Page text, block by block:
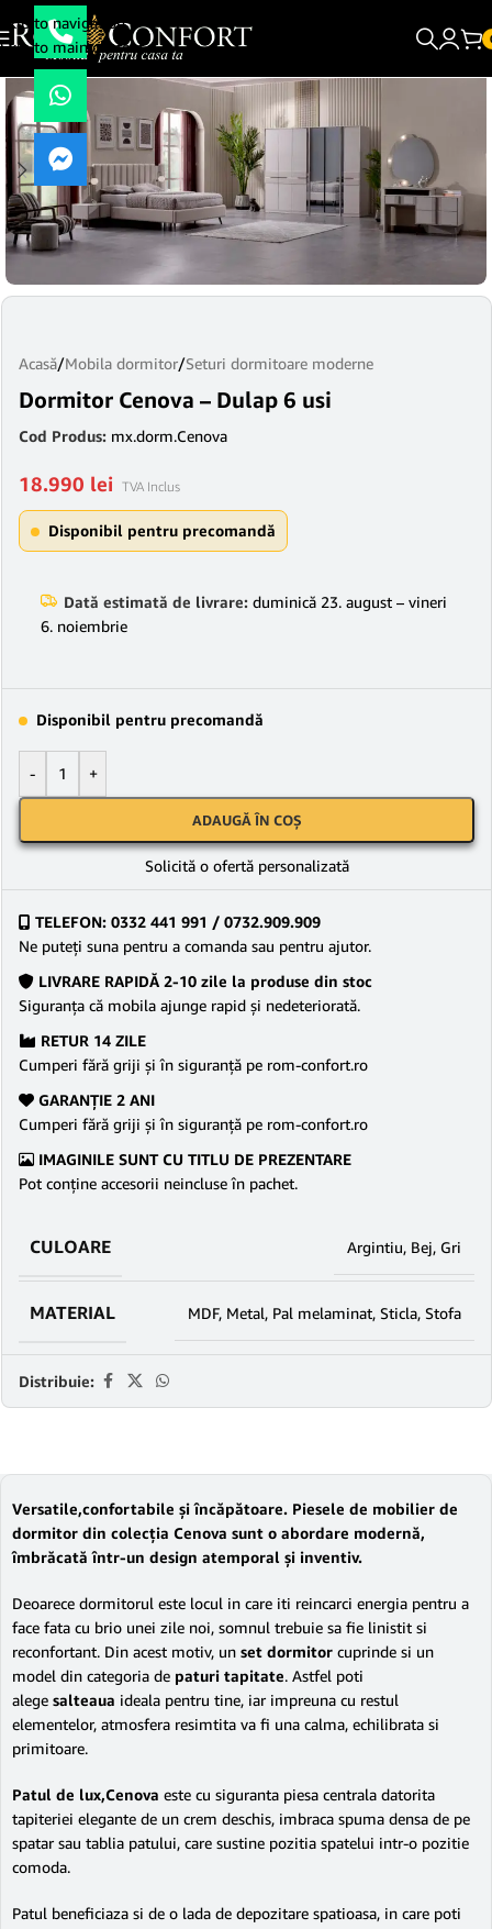
Skip to navigation
Skip to main content
Acasă/Mobila dormitor/Seturi dormitoare moderne
Dormitor Cenova – Dulap 6 usi
Cod Produs: mx.dorm.Cenova
18.990 lei TVA Inclus
Disponibil pentru precomandă
Dată estimată de livrare: duminică 23. august – vineri
6. noiembrie
Disponibil pentru precomandă
- +
ADAUGĂ ÎN COȘ
Solicită o ofertă personalizată
TELEFON: 0332 441 991 / 0732.909.909
Ne puteţi suna pentru a comanda sau pentru ajutor.
LIVRARE RAPIDĂ 2-10 zile la produse din stoc
Siguranţa că mobila ajunge rapid şi nedeteriorată.
RETUR 14 ZILE
Cumperi fără griji şi în siguranţă pe rom-confort.ro
GARANŢIE 2 ANI
Cumperi fără griji şi în siguranţă pe rom-confort.ro
IMAGINILE SUNT CU TITLU DE PREZENTARE
Pot conține accesorii neincluse în pachet.
CULOARE Argintiu, Bej, Gri
MATERIAL MDF, Metal, Pal melaminat, Sticla, Stofa
Distribuie:
Versatile,confortabile și încăpătoare. Piesele de mobilier de
dormitor din colecția Cenova sunt o abordare modernă,
îmbrăcată într-un design atemporal și inventiv.
Deoarece dormitorul este locul in care iti reincarci energia pentru a
face fata cu brio unei zile noi, somnul trebuie sa fie linistit si
reconfortant. Din acest motiv, un set dormitor cuprinde si un
model din categoria de paturi tapitate. Astfel poti
alege salteaua ideala pentru tine, iar impreuna cu restul
elementelor, atmosfera resimtita va fi una calma, echilibrata si
primitoare.
Patul de lux,Cenova este cu siguranta piesa centrala datorita
tapiteriei elegante de un crem deschis, imbraca spuma densa de pe
spatar sau tablia patului, care sustine pozitia spatelui intr-o pozitie
comoda.
Patul beneficiaza si de o lada de depozitare spatioasa, in care poti